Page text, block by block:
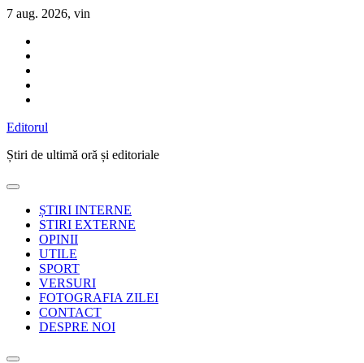
Sari
conținut
7 aug. 2026, vin
Editorul
Știri de ultimă oră și editoriale
ȘTIRI INTERNE
STIRI EXTERNE
OPINII
UTILE
SPORT
VERSURI
FOTOGRAFIA ZILEI
CONTACT
DESPRE NOI